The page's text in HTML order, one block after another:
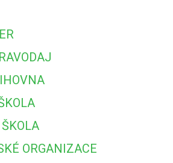
ORGANIZACE